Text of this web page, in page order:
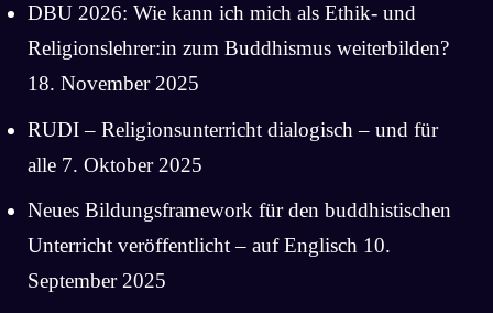
DBU 2026: Wie kann ich mich als Ethik- und
Religionslehrer:in zum Buddhismus weiterbilden?
18. November 2025
RUDI – Religionsunterricht dialogisch – und für
alle 7. Oktober 2025
Neues Bildungsframework für den buddhistischen
Unterricht veröffentlicht – auf Englisch 10.
September 2025